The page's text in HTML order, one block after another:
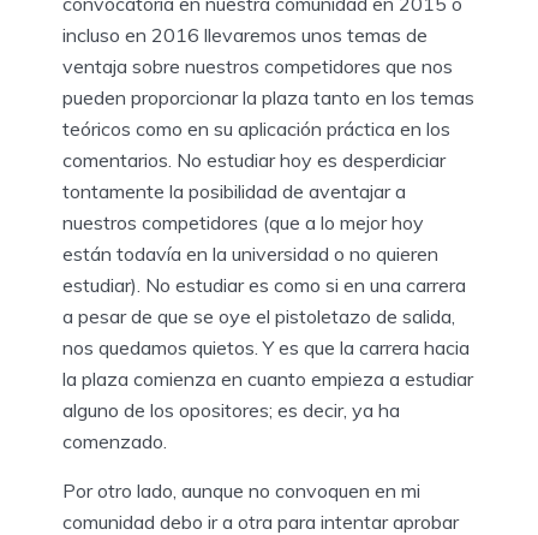
incluso en 2016 llevaremos unos temas de
ventaja sobre nuestros competidores que nos
pueden proporcionar la plaza tanto en los temas
teóricos como en su aplicación práctica en los
comentarios. No estudiar hoy es desperdiciar
tontamente la posibilidad de aventajar a
nuestros competidores (que a lo mejor hoy
están todavía en la universidad o no quieren
estudiar). No estudiar es como si en una carrera
a pesar de que se oye el pistoletazo de salida,
nos quedamos quietos. Y es que la carrera hacia
la plaza comienza en cuanto empieza a estudiar
alguno de los opositores; es decir, ya ha
comenzado.
Por otro lado, aunque no convoquen en mi
comunidad debo ir a otra para intentar aprobar